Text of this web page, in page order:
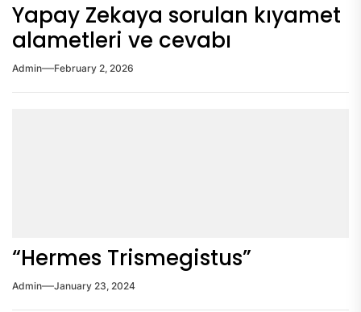
Yapay Zekaya sorulan kıyamet
alametleri ve cevabı
Admin February 2, 2026
“Hermes Trismegistus”
Admin January 23, 2024